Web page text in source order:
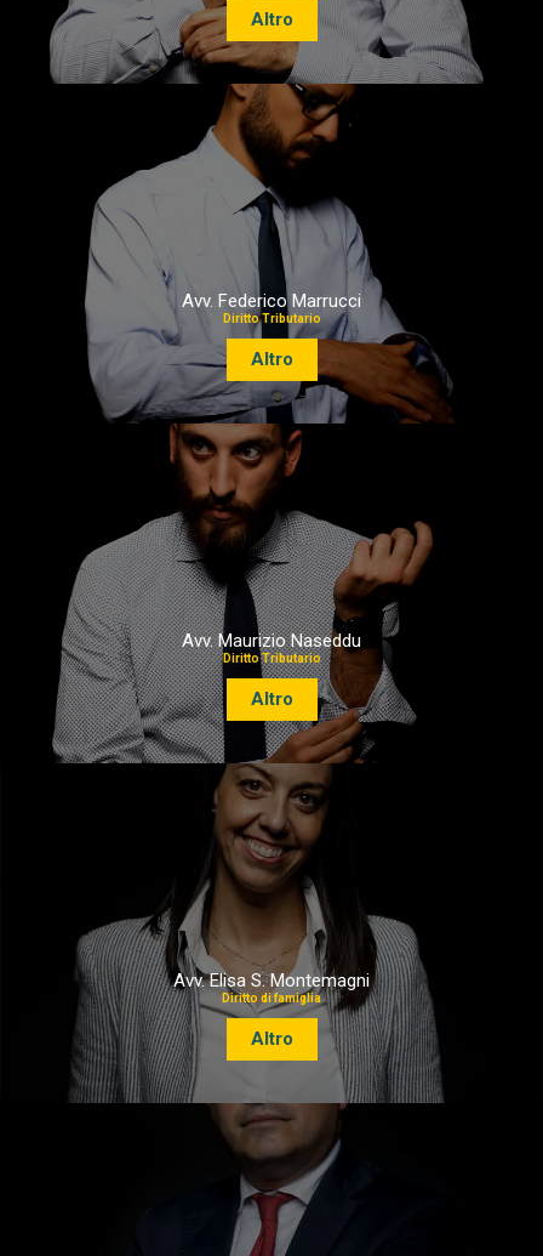
Altro
Avv. Federico Marrucci
Diritto Tributario
Altro
Avv. Maurizio Naseddu
Diritto Tributario
Altro
Avv. Elisa S. Montemagni
Diritto di famiglia
Altro